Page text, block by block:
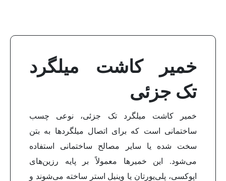
خمیر کاشت میلگرد
تک جزئی
خمیر کاشت میلگرد تک جزئی، نوعی چسب
ساختمانی است که برای اتصال میلگردها به بتن
سخت شده یا سایر مصالح ساختمانی استفاده
می‌شود. این خمیرها معمولاً بر پایه رزین‌های
اپوکسی، پلی‌یورتان یا وینیل استر ساخته می‌شوند و